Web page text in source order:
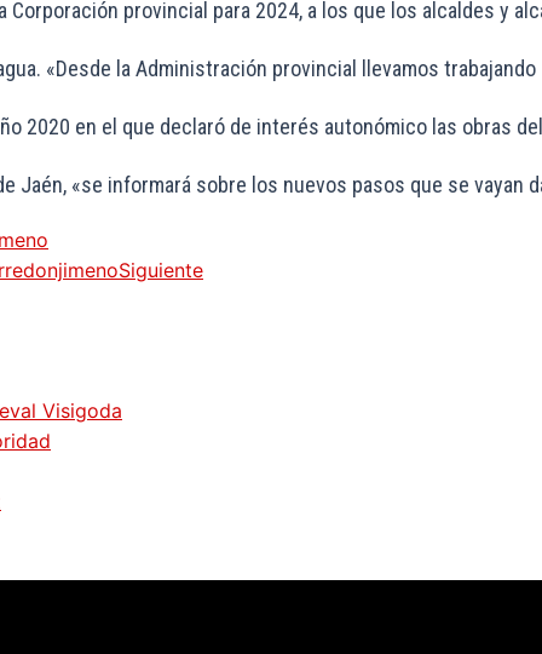
provincial para 2024, a los que los alcaldes y
«Desde la Administración provincial llevamos
en el que declaró de interés autonómico las obras
«se informará sobre los nuevos pasos que se
Siguiente
Visigoda